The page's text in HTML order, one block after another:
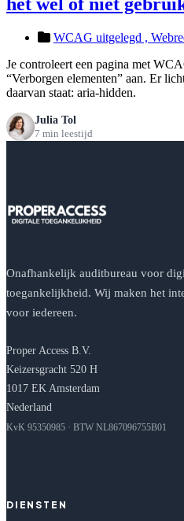
WCAG uitgelegd ,
Je controleert een pagina met
“Verborgen elementen” aan. Er
daarvan staat: aria-hidden.
Julia Tol
7 min leestijd
Onafhankelijk auditbureau voor
toegankelijkheid. Wij maken het
voor iedereen.
Proper Access B.V.
Keizersgracht 520 H
1017 EK Amsterdam
Nederland
KvK 95350985 · BTW NL867096755B01
DIENSTEN